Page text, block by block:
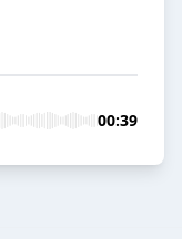
00:39